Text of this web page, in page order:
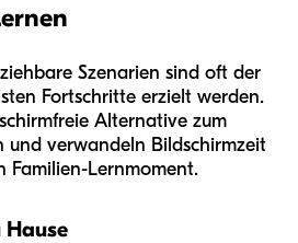
Szenarien sind oft der
Fortschritte erzielt werden.
Alternative zum
und verwandeln Bildschirmzeit
Familien-Lernmoment.
Hause